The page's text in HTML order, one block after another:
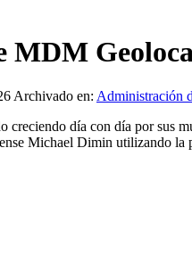
MDM
Archivado en: Administración
creciendo día con día por sus
Michael Dimin utilizando